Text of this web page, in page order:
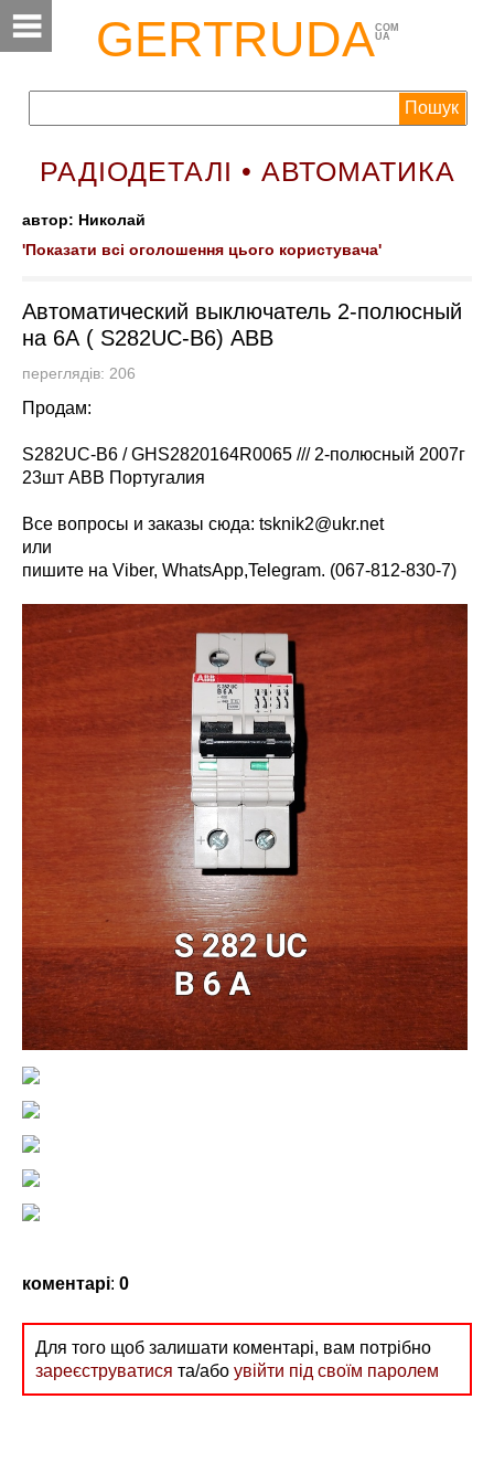
GERTRUDACOM
UA
РАДІОДЕТАЛІ • АВТОМАТИКА
автор: Николай
'Показати всі оголошення цього користувача'
Автоматический выключатель 2-полюсный
на 6А ( S282UC-B6) ABB
переглядів: 206
Продам:
S282UC-B6 / GHS2820164R0065 /// 2-полюсный 2007г
23шт ABB Португалия
Все вопросы и заказы сюда: tsknik2@ukr.net
или
пишите на Viber, WhatsАpp,Telegram. (067-812-830-7)
коментарі: 0
Для того щоб залишати коментарі, вам потрібно
зареєструватися та/або увійти під своїм паролем